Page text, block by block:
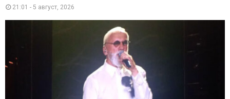
21:01 - 5 август, 2026